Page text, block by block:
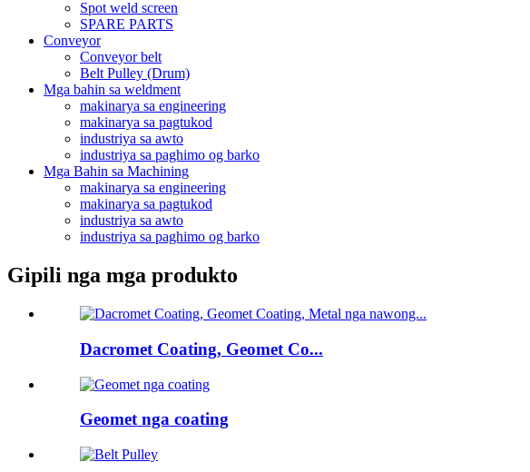
Spot weld screen
SPARE PARTS
Conveyor
Conveyor belt
Belt Pulley (Drum)
Mga bahin sa weldment
makinarya sa engineering
makinarya sa pagtukod
industriya sa awto
industriya sa paghimo og barko
Mga Bahin sa Machining
makinarya sa engineering
makinarya sa pagtukod
industriya sa awto
industriya sa paghimo og barko
Gipili nga mga produkto
Dacromet Coating, Geomet Co...
Geomet nga coating